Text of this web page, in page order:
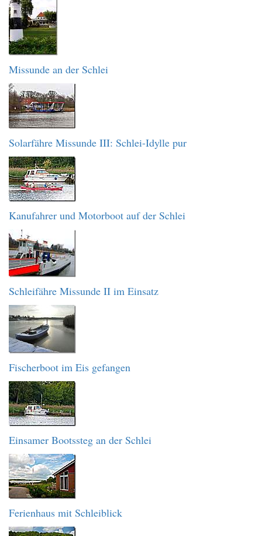
Missunde an der Schlei
Solarfähre Missunde III: Schlei-Idylle pur
Kanufahrer und Motorboot auf der Schlei
Schleifähre Missunde II im Einsatz
Fischerboot im Eis gefangen
Einsamer Bootssteg an der Schlei
Ferienhaus mit Schleiblick